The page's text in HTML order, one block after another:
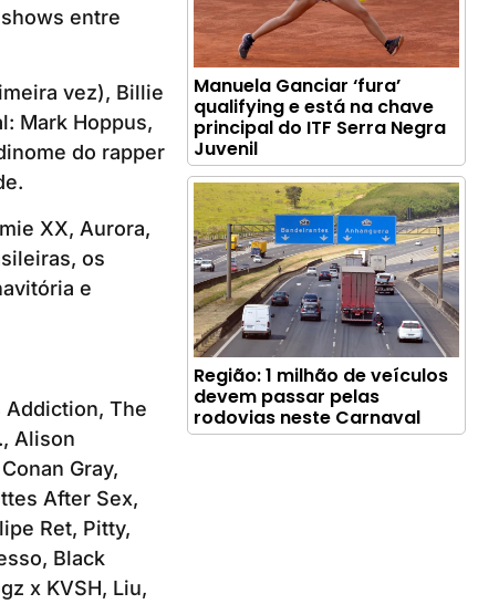
entre
vez), Billie
Mark Hoppus,
do rapper
XX, Aurora,
os
e
Addiction, The
Alison
Gray,
After Sex,
Ret, Pitty,
Black
x KVSH, Liu,
Manuela Ganciar ‘fura’
qualifying e está na chave
principal do ITF Serra Negra
Juvenil
Região: 1 milhão de veículos
devem passar pelas
rodovias neste Carnaval